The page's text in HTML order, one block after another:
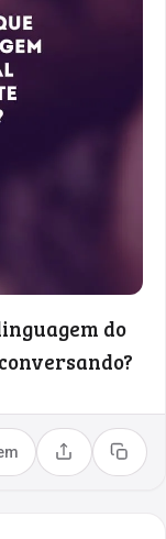
do
Compartilhar
Copiar